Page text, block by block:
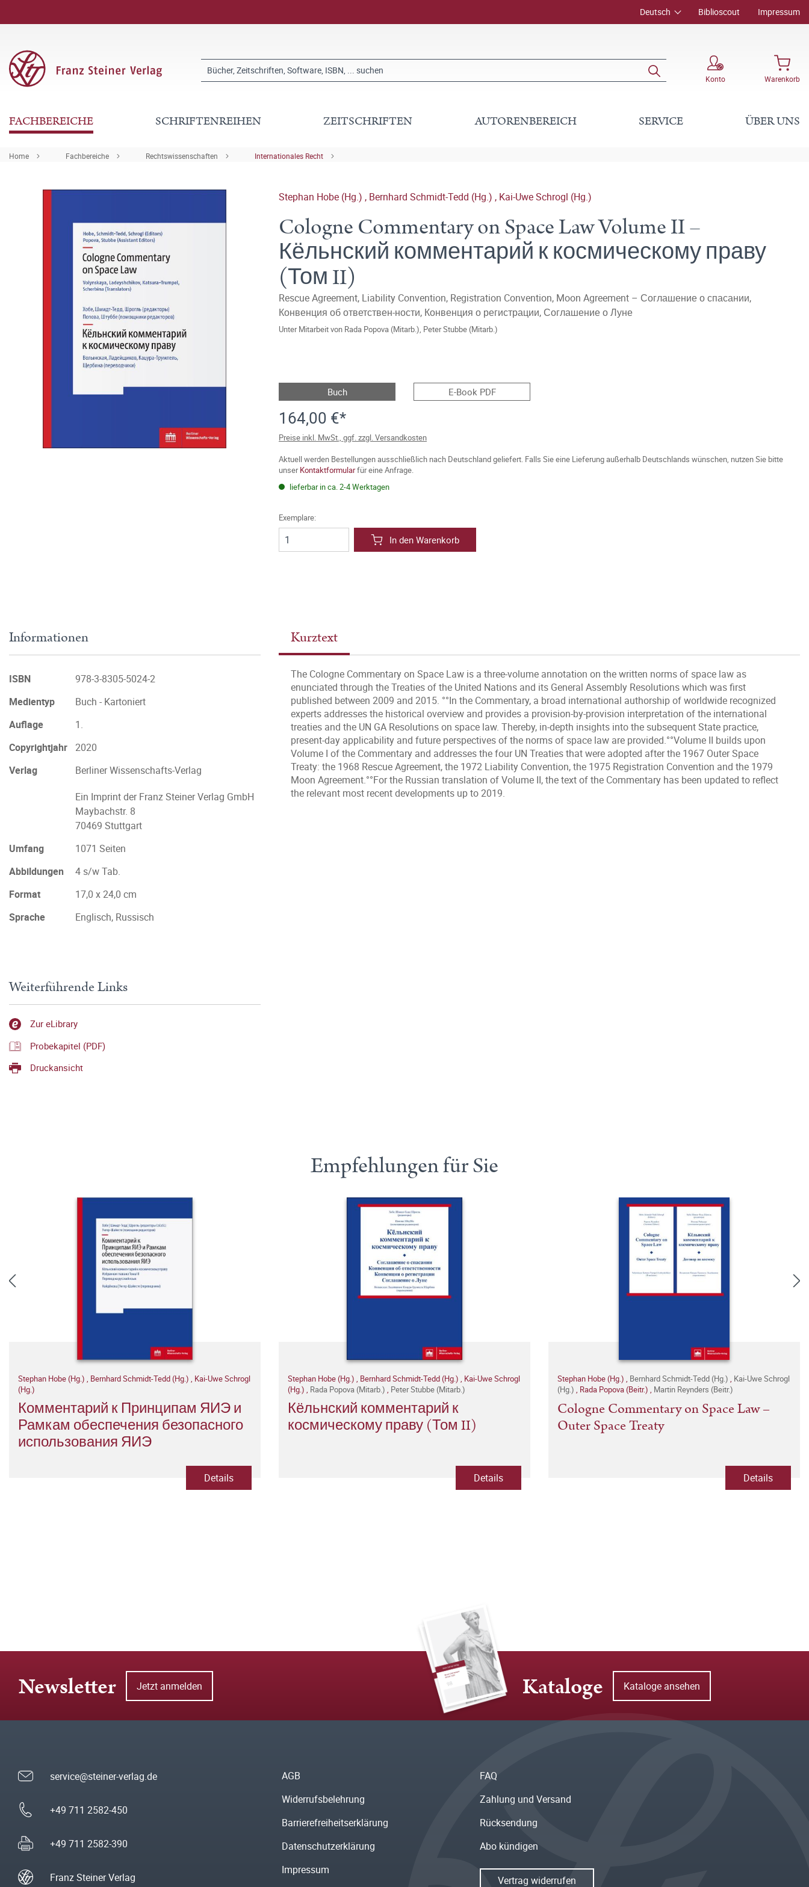
Deutsch Biblioscout Impressum
Konto Warenkorb
FACHBEREICHE SCHRIFTENREIHEN ZEITSCHRIFTEN AUTORENBEREICH SERVICE ÜBER UNS
Home Fachbereiche Rechtswissenschaften Internationales Recht
Stephan Hobe (Hg.) , Bernhard Schmidt-Tedd (Hg.) , Kai-Uwe Schrogl (Hg.)
Cologne Commentary on Space Law Volume II –
Кёльнский комментарий к космическому праву
(Том II)
Rescue Agreement, Liability Convention, Registration Convention, Moon Agreement – Соглашение о спасании,
Конвенция об ответствен-ности, Конвенция о регистрации, Соглашение о Луне
Unter Mitarbeit von Rada Popova (Mitarb.), Peter Stubbe (Mitarb.)
Buch E-Book PDF
164,00 €*
Preise inkl. MwSt., ggf. zzgl. Versandkosten
Aktuell werden Bestellungen ausschließlich nach Deutschland geliefert. Falls Sie eine Lieferung außerhalb Deutschlands wünschen, nutzen Sie bitte
unserKontaktformularfür eine Anfrage.
lieferbar in ca. 2-4 Werktagen
Exemplare:
In den Warenkorb
Kurztext
The Cologne Commentary on Space Law is a three-volume annotation on the written norms of space law as
enunciated through the Treaties of the United Nations and its General Assembly Resolutions which was first
published between 2009 and 2015. °°In the Commentary, a broad international authorship of worldwide recognized
experts addresses the historical overview and provides a provision-by-provision interpretation of the international
treaties and the UN GA Resolutions on space law. Thereby, in-depth insights into the subsequent State practice,
present-day applicability and future perspectives of the norms of space law are provided.°°Volume II builds upon
Volume I of the Commentary and addresses the four UN Treaties that were adopted after the 1967 Outer Space
Treaty: the 1968 Rescue Agreement, the 1972 Liability Convention, the 1975 Registration Convention and the 1979
Moon Agreement.°°For the Russian translation of Volume II, the text of the Commentary has been updated to reflect
the relevant most recent developments up to 2019.
Informationen
ISBN
978-3-8305-5024-2
Medientyp
Buch - Kartoniert
Auflage
1.
Copyrightjahr 2020
Verlag
Berliner Wissenschafts-Verlag
Ein Imprint der Franz Steiner Verlag GmbH
Maybachstr. 8
70469 Stuttgart
Umfang
1071 Seiten
Abbildungen
4 s/w Tab.
Format
17,0 x 24,0 cm
Sprache
Englisch, Russisch
Weiterführende Links
Zur eLibrary
Probekapitel (PDF)
Druckansicht
Empfehlungen für Sie
Stephan Hobe (Hg.) , Bernhard Schmidt-Tedd (Hg.) , Kai-Uwe Schrogl
(Hg.)
Комментарий к Принципам ЯИЭ и
Рамкам обеспечения безопасного
использования ЯИЭ
Details
Stephan Hobe (Hg.) , Bernhard Schmidt-Tedd (Hg.) , Kai-Uwe Schrogl
(Hg.) , Rada Popova (Mitarb.) , Peter Stubbe (Mitarb.)
Кёльнский комментарий к
космическому праву (Том II)
Details
Stephan Hobe (Hg.) , Bernhard Schmidt-Tedd (Hg.) , Kai-Uwe Schrogl
(Hg.) , Rada Popova (Beitr.) , Martin Reynders (Beitr.)
Cologne Commentary on Space Law –
Outer Space Treaty
Details
Newsletter Jetzt anmelden Kataloge Kataloge ansehen
service@steiner-verlag.de
+49 711 2582-450
+49 711 2582-390
Franz Steiner Verlag
AGB
Widerrufsbelehrung
Barrierefreiheitserklärung
Datenschutzerklärung
Impressum
FAQ
Zahlung und Versand
Rücksendung
Abo kündigen
Vertrag widerrufen